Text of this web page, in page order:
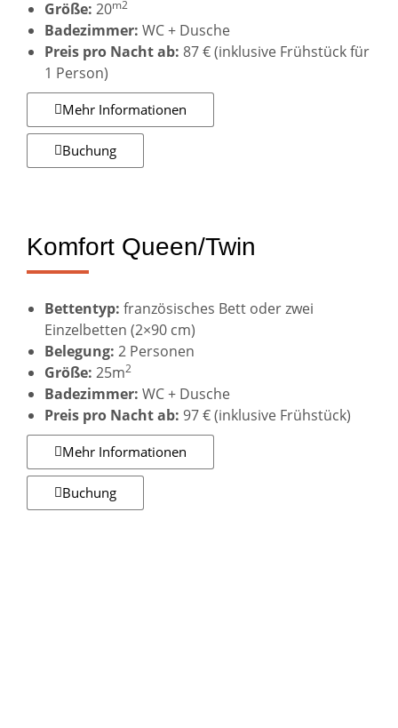
Größe: 20m2
Badezimmer: WC + Dusche
Preis pro Nacht ab: 87 € (inklusive Frühstück für
1 Person)
Mehr Informationen
Buchung
Komfort Queen/Twin
Bettentyp: französisches Bett oder zwei
Einzelbetten (2×90 cm)
Belegung: 2 Personen
Größe: 25m2
Badezimmer: WC + Dusche
Preis pro Nacht ab: 97 € (inklusive Frühstück)
Mehr Informationen
Buchung